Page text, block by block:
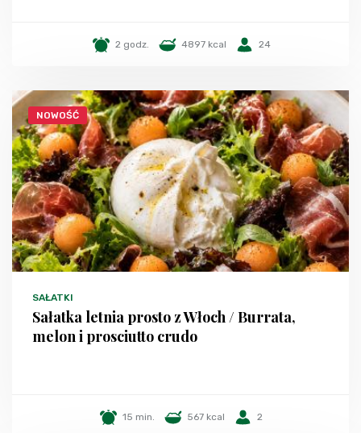
2 godz. 4897 kcal 24
NOWOŚĆ
SAŁATKI
Sałatka letnia prosto z Włoch / Burrata,
melon i prosciutto crudo
15 min. 567 kcal 2